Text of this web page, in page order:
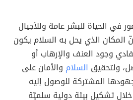
في الحياة للبشر عامة وللأجيال
المكان الذي يحل به السلام يكون
وجود العنف والإرهاب أو
ولتحقيق السلام والأمان على
المشتركة للوصول إليه
تشكيل بيئة دولية سلميّة